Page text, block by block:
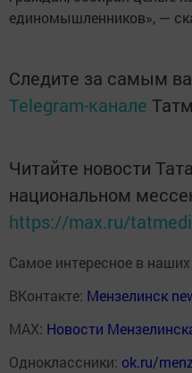
единомышленников», —
Следите за самым
Telegram-канале
Читайте новости
национальном
https://max.ru/
Самое интересное в
ВКонтакте: Мензелинск
MAX: Новости
Одноклассники: ok.ru/